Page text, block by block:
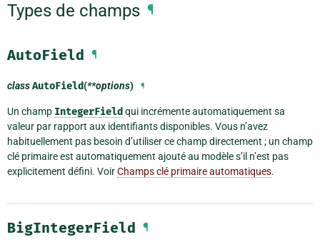
Types de champs ¶
AutoField ¶
classAutoField(**options) ¶
Un champ IntegerFieldqui incrémente automatiquement sa
valeur par rapport aux identifiants disponibles. Vous n’avez
habituellement pas besoin d’utiliser ce champ directement ; un champ
clé primaire est automatiquement ajouté au modèle s’il n’est pas
explicitement défini. VoirChamps clé primaire automatiques.
BigIntegerField ¶